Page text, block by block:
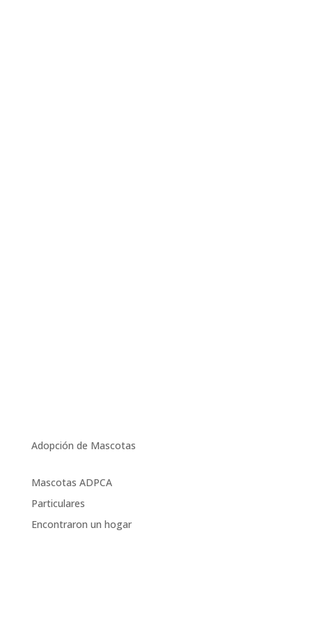
Adopción de Mascotas
Mascotas ADPCA
Particulares
Encontraron un hogar